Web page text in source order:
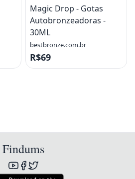
Magic Drop - Gotas
Autobronzeadoras -
30ML
bestbronze.com.br
R$69
Findums